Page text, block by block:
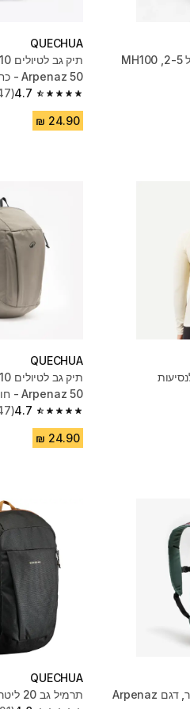
QUECHUA
Arpenaz 50 - כחול
4.7
4.7 out of 5 stars from 23847 reviews
(23847)
QUECHUA
Arpenaz 50 - חום
4.7
4.7 out of 5 stars from 23847 reviews
(23847)
תיק גב לטיולים 20 ליטר, דגם Arpenaz
QUECHUA
תרמיל גב 20 ליטר –‏ NH Arpenaz 100